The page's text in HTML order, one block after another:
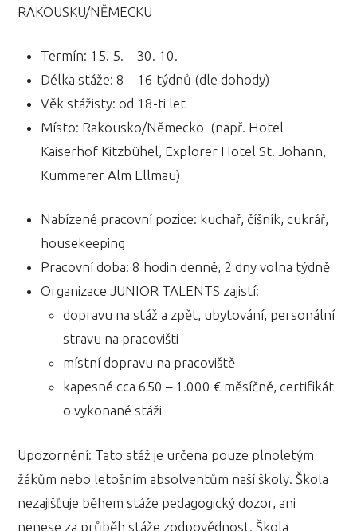
RAKOUSKU/NĚMECKU
Termín: 15. 5. – 30. 10.
Délka stáže: 8 – 16 týdnů (dle dohody)
Věk stážisty: od 18-ti let
Místo: Rakousko/Německo (např. Hotel
Kaiserhof Kitzbühel, Explorer Hotel St. Johann,
Kummerer Alm Ellmau)
Nabízené pracovní pozice: kuchař, číšník, cukrář,
housekeeping
Pracovní doba: 8 hodin denně, 2 dny volna týdně
Organizace JUNIOR TALENTS zajistí:
dopravu na stáž a zpět, ubytování, personální
stravu na pracovišti
místní dopravu na pracoviště
kapesné cca 650 – 1.000 € měsíčně, certifikát
o vykonané stáži
Upozornění: Tato stáž je určena pouze plnoletým
žákům nebo letošním absolventům naší školy. Škola
nezajišťuje během stáže pedagogický dozor, ani
nenese za průběh stáže zodpovědnost. Škola